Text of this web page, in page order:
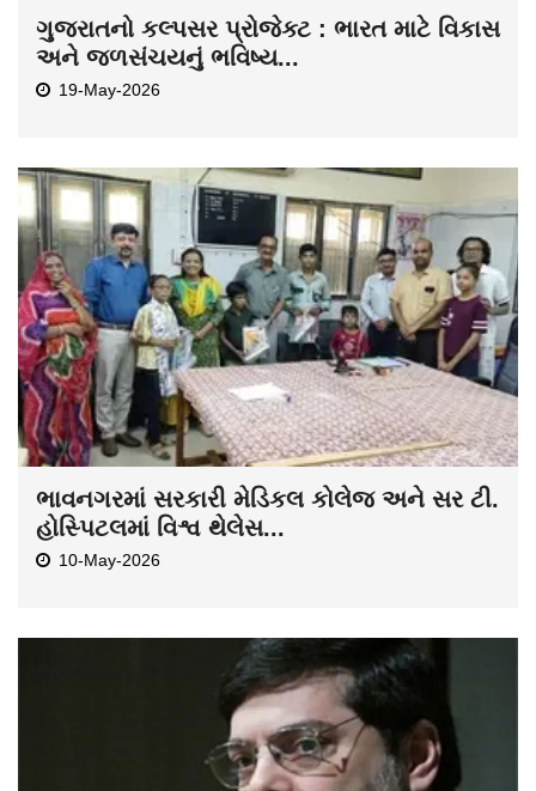
ગુજરાતનો કલ્પસર પ્રોજેક્ટ : ભારત માટે વિકાસ
અને જળસંચયનું ભવિષ્ય...
19-May-2026
ભાવનગરમાં સરકારી મેડિકલ કોલેજ અને સર ટી.
હોસ્પિટલમાં વિશ્વ થેલેસ...
10-May-2026